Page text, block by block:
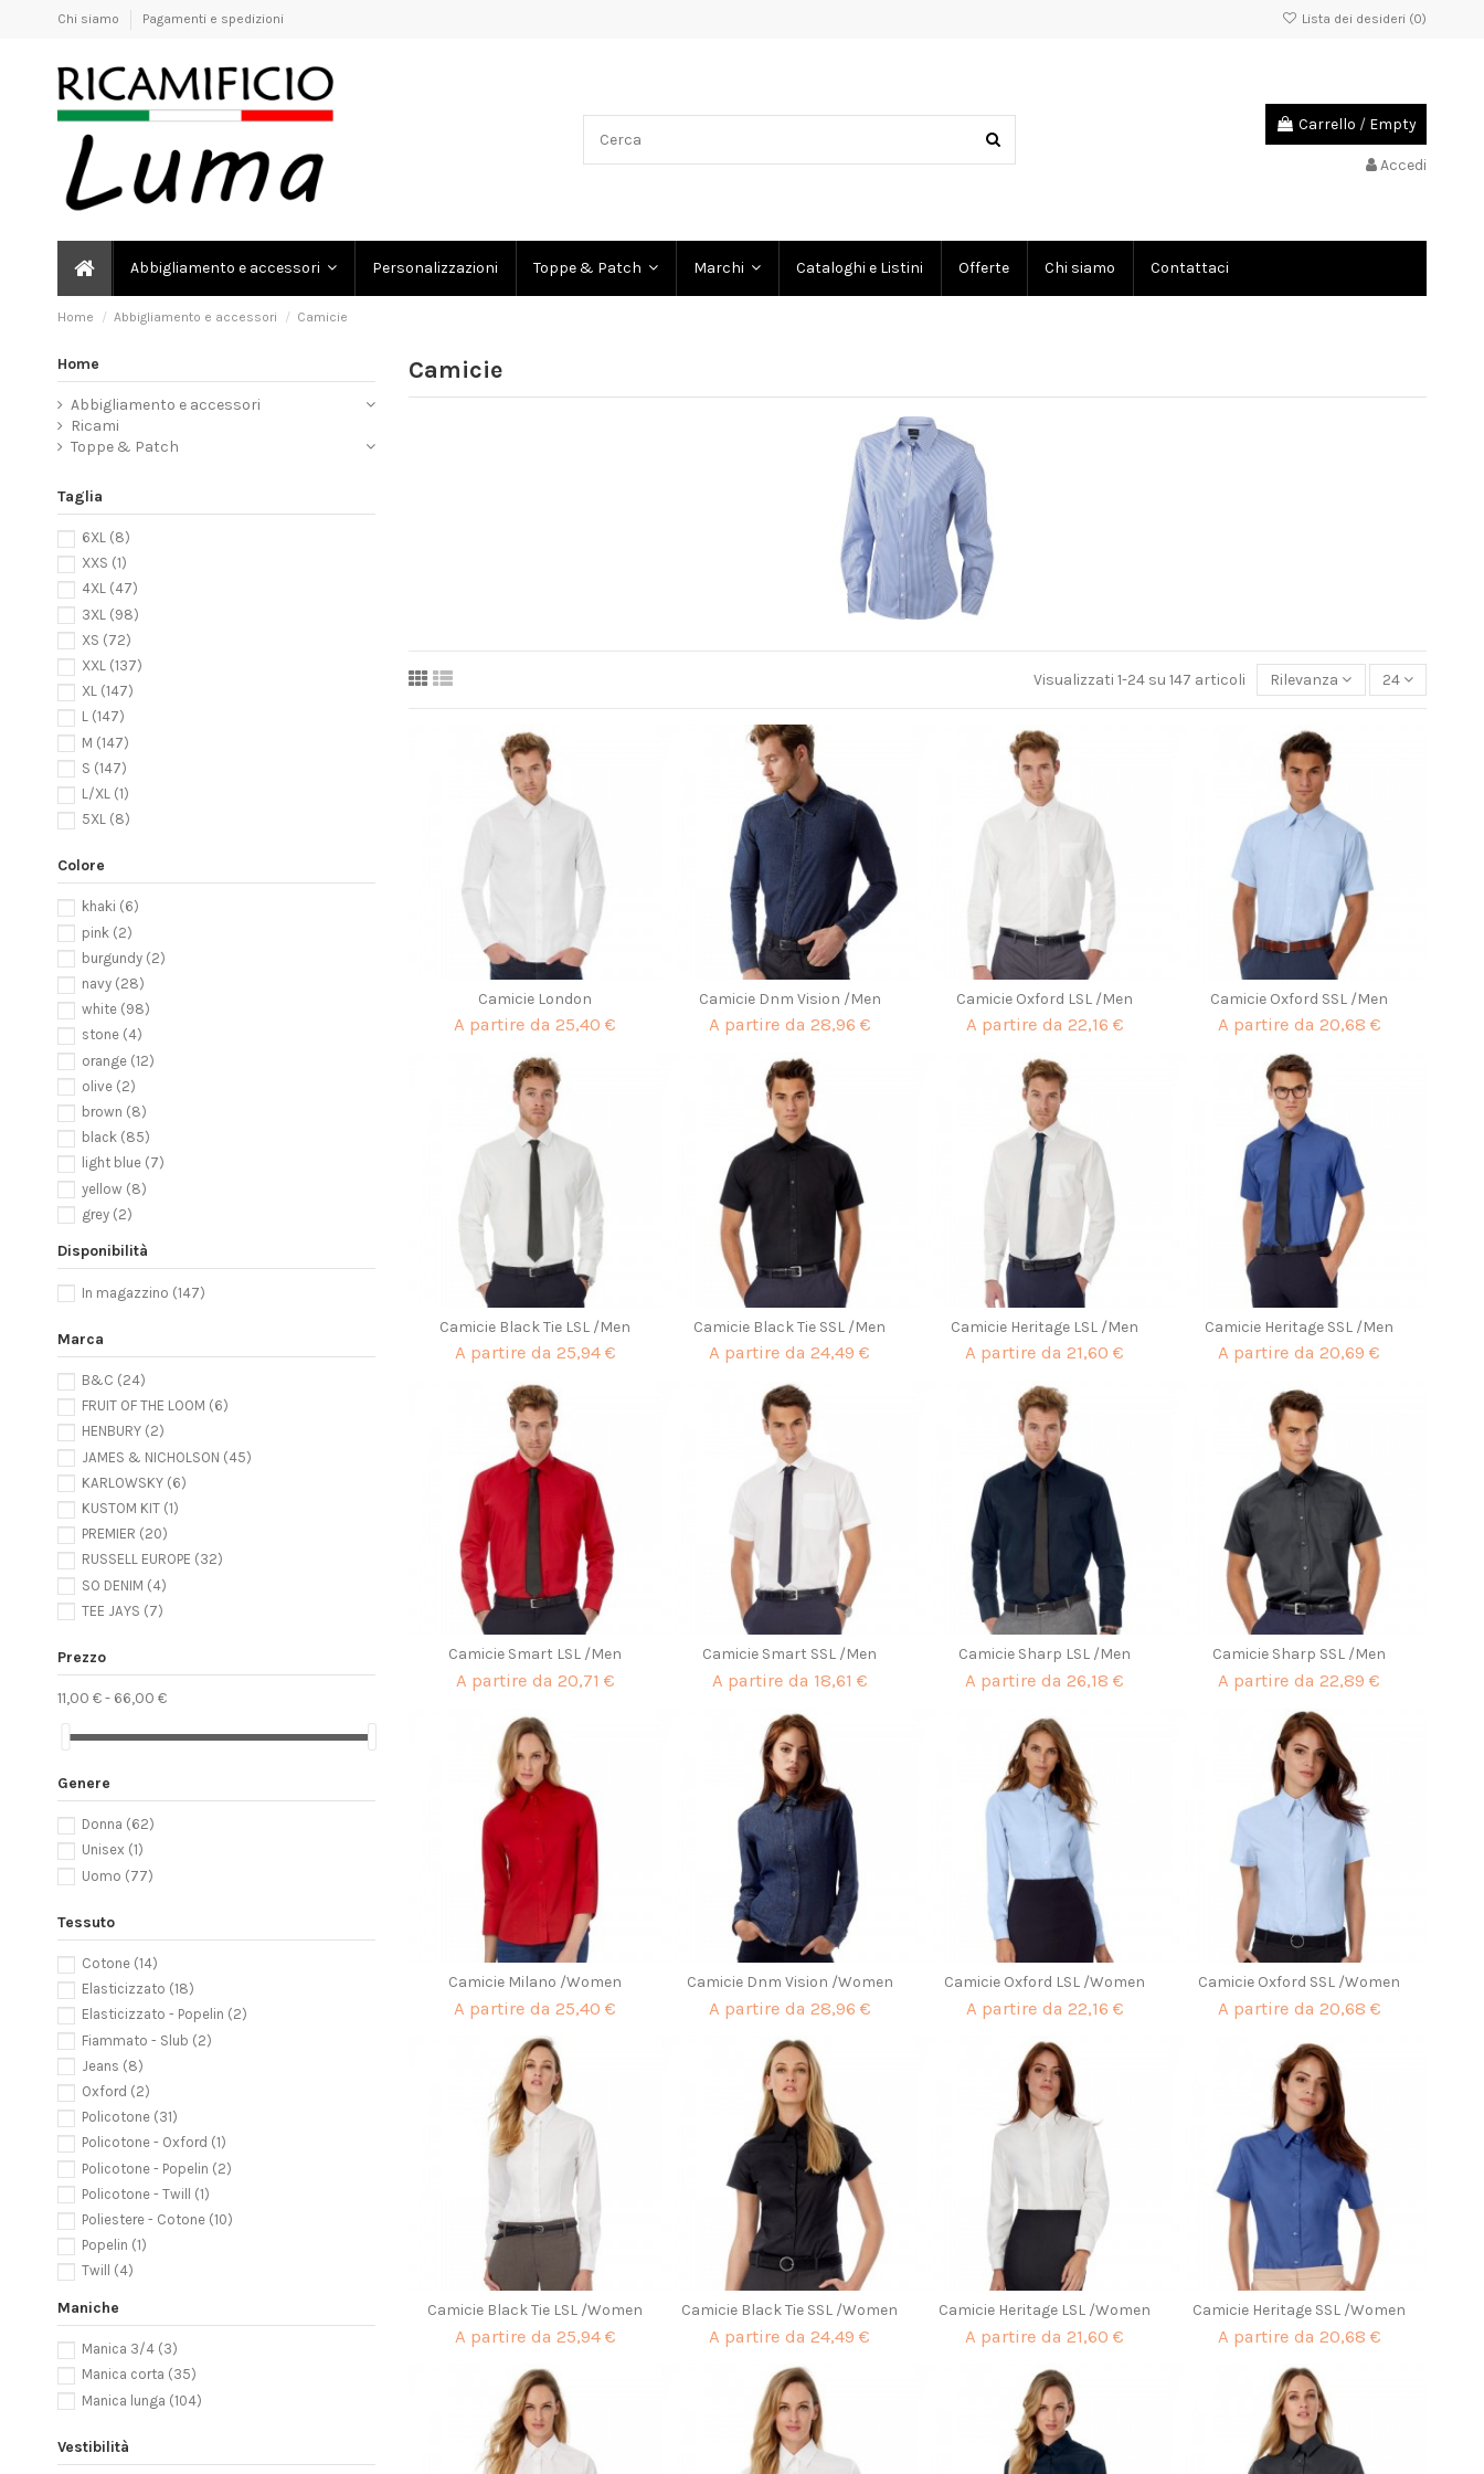
Chi siamo Pagamenti e spedizioni Lista dei desideri (0)
Carrello / Empty
Accedi
Abbigliamento e accessori Personalizzazioni Toppe & Patch Marchi Cataloghi e Listini Offerte Chi siamo Contattaci
Home Abbigliamento e accessori Camicie
Camicie
Visualizzati 1-24 su 147 articoli Rilevanza 24
Camicie London
A partire da25,40 €
Camicie Dnm Vision /Men
A partire da 28,96 €
Camicie Oxford LSL /Men
A partire da 22,16 €
Camicie Oxford SSL /Men
A partire da 20,68 €
Camicie Black Tie LSL /Men
A partire da 25,94 €
Camicie Black Tie SSL /Men
A partire da24,49 €
Camicie Heritage LSL /Men
A partire da21,60 €
Camicie Heritage SSL /Men
A partire da20,69 €
Camicie Smart LSL /Men
A partire da 20,71 €
Camicie Smart SSL /Men
A partire da 18,61 €
Camicie Sharp LSL /Men
A partire da26,18 €
Camicie Sharp SSL /Men
A partire da22,89 €
Camicie Milano /Women
A partire da25,40 €
Camicie Dnm Vision /Women
A partire da 28,96 €
Camicie Oxford LSL /Women
A partire da 22,16 €
Camicie Oxford SSL /Women
A partire da 20,68 €
Camicie Black Tie LSL /Women
A partire da 25,94 €
Camicie Black Tie SSL /Women
A partire da24,49 €
Camicie Heritage LSL /Women
A partire da21,60 €
Camicie Heritage SSL /Women
A partire da 20,68 €
Home
Abbigliamento e accessori
Ricami
Toppe & Patch
Taglia
6XL (8)
XXS (1)
4XL (47)
3XL (98)
XS (72)
XXL (137)
XL (147)
L (147)
M (147)
S (147)
L/XL (1)
5XL (8)
Colore
khaki (6)
pink (2)
burgundy (2)
navy (28)
white (98)
stone (4)
orange (12)
olive (2)
brown (8)
black (85)
light blue (7)
yellow (8)
grey (2)
natural(2)
royal-black(1)
emerald
navy/white
(4)
red/white (4)
blue chip(6)
oxford blue(13)
bussines blue
white/red(4)
white/navy
turquoise
indigo (4)
aqua
Navy (2)
classic pink(3)
silver (12)
classic red
(6)
bright royal
grey marl(2)
blue (7)
blue/white
(2)
royal/white
(2)
aubergine
(6)
sunflower
(2)
mid blue(6)
sapphire
french navy
hot pink (2)
bottle
convoy grey
(2)
aztec blue
corporate blue(2)
Disponibilità
In magazzino (147)
Marca
B&C (24)
FRUIT OF THE LOOM (6)
HENBURY (2)
JAMES & NICHOLSON (45)
KARLOWSKY (6)
KUSTOM KIT (1)
PREMIER (20)
RUSSELL EUROPE (32)
SO DENIM (4)
TEE JAYS (7)
Prezzo
11,00 € - 66,00 €
Genere
Donna (62)
Unisex (1)
Uomo (77)
Tessuto
Cotone (14)
Elasticizzato (18)
Elasticizzato - Popelin (2)
Fiammato - Slub (2)
Jeans (8)
Oxford (2)
Policotone (31)
Policotone - Oxford (1)
Policotone - Popelin (2)
Policotone - Twill (1)
Poliestere - Cotone (10)
Popelin (1)
Twill (4)
Maniche
Manica 3/4 (3)
Manica corta (35)
Manica lunga (104)
Vestibilità